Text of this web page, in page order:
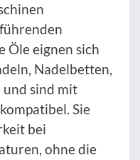
Öle eignen sich
Nadelbetten,
und sind mit
Sie
bei
ohne die